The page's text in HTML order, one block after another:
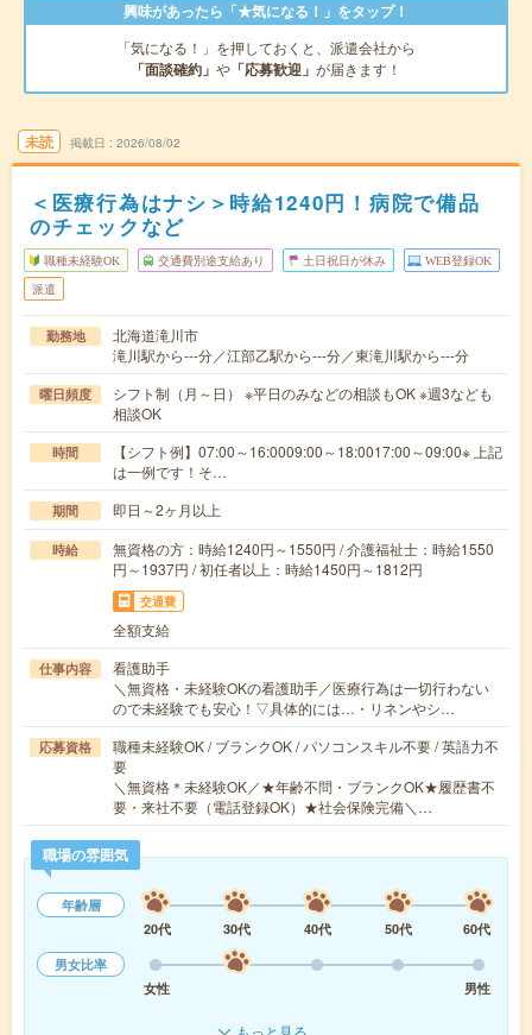
興味があったら「★気になる！」をタップ！
「気になる！」を押しておくと、派遣会社から
「面談確約」 や 「応募歓迎」 が届きます！
未読 掲載日 2026/08/02
＜医療行為はナシ＞時給1240円！病院で備品
のチェックなど
職種未経験OK 交通費別途支給あり 土日祝日が休み WEB登録OK
派遣
勤務地
北海道滝川市
滝川駅から---分／江部乙駅から---分／東滝川駅から---分
曜日頻度
シフト制（月～日） ※平日のみなどの相談もOK ※週3なども
相談OK
時間
【シフト例】07:00～16:0009:00～18:0017:00～09:00※ 上記
は一例です！そ…
期間 即日～2ヶ月以上
時給
無資格の方：時給1240円～1550円 / 介護福祉士：時給1550
円～1937円 / 初任者以上：時給1450円～1812円
交通費
全額支給
仕事内容
看護助手
＼無資格・未経験OKの看護助手／医療行為は一切行わない
ので未経験でも安心！▽具体的には…・リネンやシ…
応募資格
職種未経験OK / ブランクOK / パソコンスキル不要 / 英語力不
要
＼無資格＊未経験OK／★年齢不問・ブランクOK★履歴書不
要・来社不要（電話登録OK）★社会保険完備＼…
職場の雰囲気
年齢層
20代
30代 40代 50代
60代
男女比率
女性
男性
もっと見る